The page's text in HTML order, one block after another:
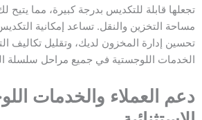
تجعلها قابلة للتكديس بدرجة كبيرة، مما
مساحة التخزين والنقل. تساعد إمكانية
تحسين إدارة المخزون لديك، وتقليل تكاليف
الخدمات اللوجستية في جميع مراحل سلسلة
دعم العملاء والخدمات